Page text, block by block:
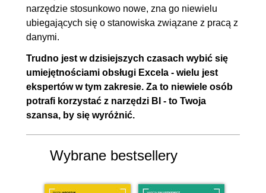
RELATED()
9.6. Miary - Funkcja
CALCULATE()
OGLĄDAJ »
9.7. Miary - Funkcja ALL()
część 1.
00:07:39
9.8. Miary - Funkcja
CALCULATE i ALL() część 2.
00:03:50
9.9. Tabela kalendarzowa i
funkcja DATEADD()
00:19:57
i formatowanie warunkowe
narzędzie stosunkowo nowe, zna go niewielu
ubiegających się o stanowiska związane z pracą z
danymi.
Trudno jest w dzisiejszych czasach wybić się
umiejętnościami obsługi Excela - wielu jest
ekspertów w tym zakresie. Za to niewiele osób
potrafi korzystać z narzędzi BI - to Twoja
szansa, by się wyróżnić.
Wybrane bestsellery